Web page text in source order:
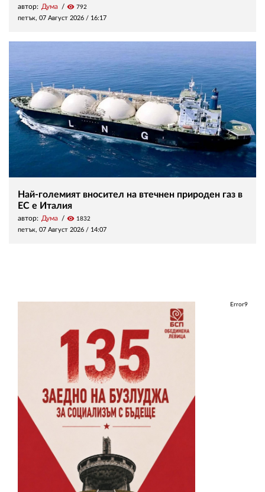
автор: Дума visibility 792
петък, 07 Август 2026 / 16:17
Най-големият вносител на втечнен природен газ в
ЕС е Италия
автор: Дума visibility 1832
петък, 07 Август 2026 / 14:07
Error9